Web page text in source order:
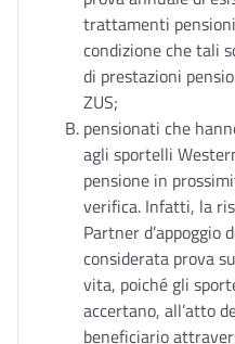
trattamenti
condizione che tali
di prestazioni
ZUS;
pensionati che
agli sportelli
pensione in
verifica. Infatti, la
Partner d’appoggio
considerata prova
vita, poiché gli
accertano, all’atto
beneficiario